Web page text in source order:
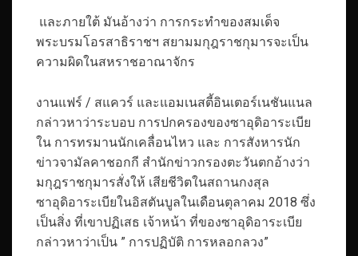
และภายใต้ มันอ้างว่า การกระทำของสมเด็จ
พระบรมโอรสาธิราชฯ สยามมกุฎราชกุมารจะเป็น
ความผิดในสหราชอาณาจักร
งานแฟร์ / สแควร์ และแอมเนสตี้อินเตอร์เนชันแนล
กล่าวหาว่าระบอบ การปกครองของซาอุดิอาระเบีย
ใน การทรมานนักเคลื่อนไหว และ การสังหารนัก
ข่าวจามัลคาชอกกี สำนักข่าวกรองตะวันตกอ้างว่า
มกุฎราชกุมารสั่งให้ เสียชีวิตในสถานกงสุล
ซาอุดิอาระเบียในอิสตันบูลในเดือนตุลาคม 2018 ซึ่ง
เป็นสิ่ง ที่เขาปฏิเสธ เจ้าหน้า ที่ของซาอุดิอาระเบีย
กล่าวหาว่าเป็น ” การปฏิบัติ การหลอกลวง”